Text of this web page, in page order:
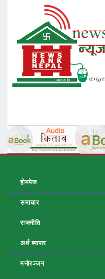
होमपेज
समाचार
राजनीति
अर्थ ब्यापार
मनोरञ्जन